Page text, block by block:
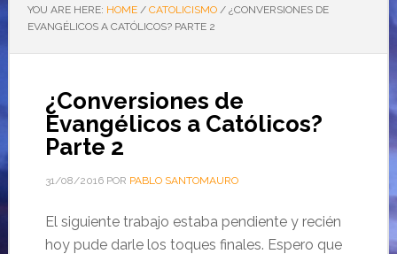
YOU ARE HERE: HOME / CATOLICISMO /¿CONVERSIONES DE
EVANGÉLICOS A CATÓLICOS? PARTE 2
¿Conversiones de
Evangélicos a Católicos?
Parte 2
31/08/2016POR PABLO SANTOMAURO
El siguiente trabajo estaba pendiente y recién
hoy pude darle los toques finales. Espero que